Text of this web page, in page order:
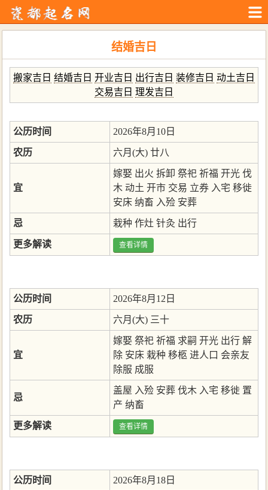
结婚吉日
搬家吉日 结婚吉日 开业吉日 出行吉日 装修吉日 动土吉日
交易吉日 理发吉日
公历时间 2026年8月10日
农历 六月(大) 廿八
宜
嫁娶 出火 拆卸 祭祀 祈福 开光 伐
木 动土 开市 交易 立券 入宅 移徙
安床 纳畜 入殓 安葬
忌 栽种 作灶 针灸 出行
更多解读 查看详情
公历时间 2026年8月12日
农历 六月(大) 三十
宜
嫁娶 祭祀 祈福 求嗣 开光 出行 解
除 安床 栽种 移柩 进人口 会亲友
除服 成服
忌
盖屋 入殓 安葬 伐木 入宅 移徙 置
产 纳畜
更多解读 查看详情
公历时间 2026年8月18日